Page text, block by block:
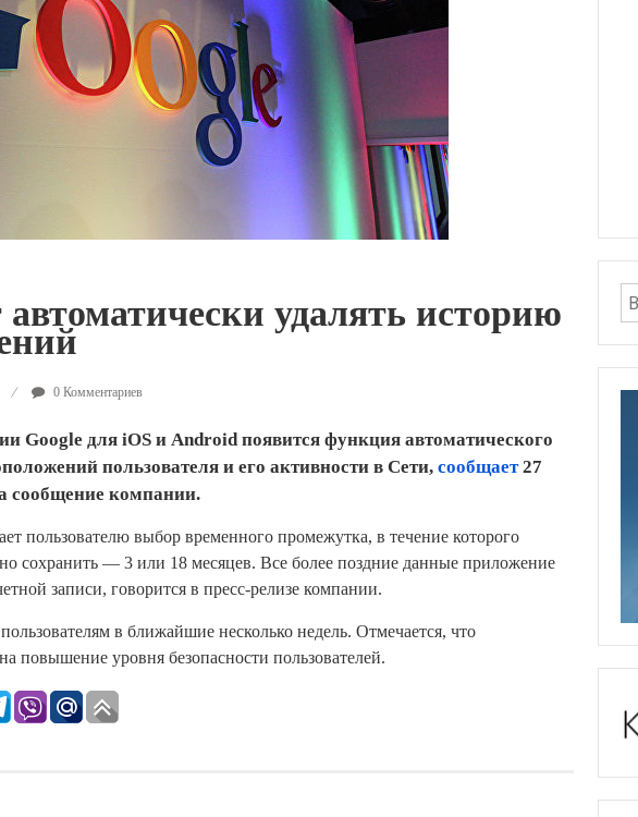
автоматически удалять историю
0 Комментариев
Google для iOS и Android появится функция автоматического
пользователя и его активности в Сети, сообщает27
сообщение компании.
пользователю выбор временного промежутка, в течение которого
сохранить — 3 или 18 месяцев. Все более поздние данные приложение
записи, говорится в пресс-релизе компании.
в ближайшие несколько недель. Отмечается, что
повышение уровня безопасности пользователей.